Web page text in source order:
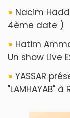
Nacim
4ème date )
Hatim
Un show Live
YASSAR
"LAMHAYAB" à